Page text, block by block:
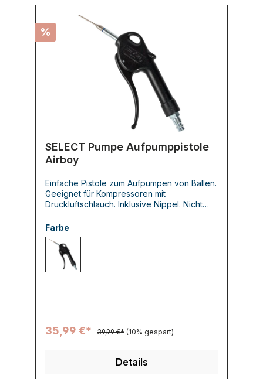
%
SELECT Pumpe Aufpumppistole
Airboy
Einfache Pistole zum Aufpumpen von Bällen.
Geeignet für Kompressoren mit
Druckluftschlauch. Inklusive Nippel. Nicht
Farbe
111 -
35,99 €* 39,99 €* (10% gespart)
Details